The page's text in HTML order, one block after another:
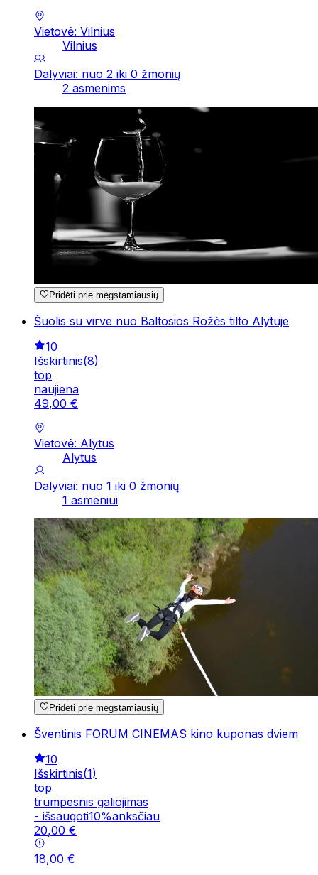
Vietovė: Vilnius
Vilnius
Dalyviai: nuo 2 iki 0 žmonių
2 asmenims
Pridėti prie mėgstamiausių
Šuolis su virve nuo Baltosios Rožės tilto Alytuje
10
Išskirtinis(8)
top
naujiena
49,00 €
Vietovė: Alytus
Alytus
Dalyviai: nuo 1 iki 0 žmonių
1 asmeniui
Pridėti prie mėgstamiausių
Šventinis FORUM CINEMAS kino kuponas dviem
10
Išskirtinis(1)
top
trumpesnis galiojimas
- išsaugoti10%anksčiau
20,00 €
18,00 €